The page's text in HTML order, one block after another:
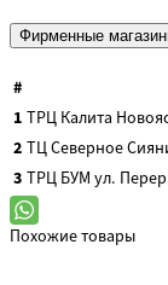
Фирменные
#
1 ТРЦ Калита
2 ТЦ Северное
3 ТРЦ БУМ ул.
Похожие товары